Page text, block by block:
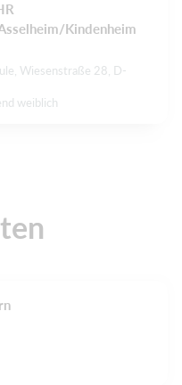
Kindenheim
Wiesenstraße 28, D-
weiblich